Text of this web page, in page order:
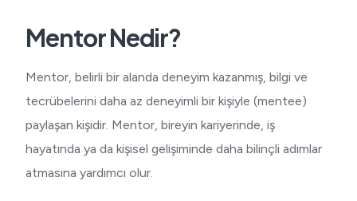
Mentor Nedir?
Mentor, belirli bir alanda deneyim kazanmış, bilgi ve
tecrübelerini daha az deneyimli bir kişiyle (mentee)
paylaşan kişidir. Mentor, bireyin kariyerinde, iş
hayatında ya da kişisel gelişiminde daha bilinçli adımlar
atmasına yardımcı olur.